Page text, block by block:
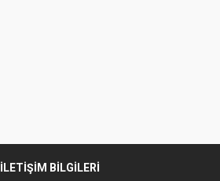
İLETİŞİM BİLGİLERİ